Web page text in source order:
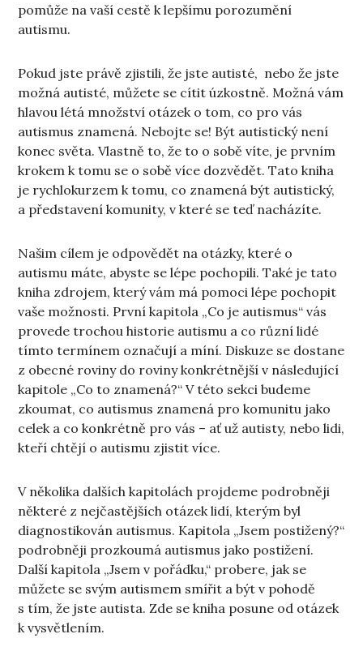
pomůže na vaší cestě k lepšímu porozumění
autismu.
Pokud jste právě zjistili, že jste autisté, nebo že jste
možná autisté, můžete se cítit úzkostně. Možná vám
hlavou létá množství otázek o tom, co pro vás
autismus znamená. Nebojte se! Být autistický není
konec světa. Vlastně to, že to o sobě víte, je prvním
krokem k tomu se o sobě více dozvědět. Tato kniha
je rychlokurzem k tomu, co znamená být autistický,
a představení komunity, v které se teď nacházíte.
Našim cílem je odpovědět na otázky, které o
autismu máte, abyste se lépe pochopili. Také je tato
kniha zdrojem, který vám má pomoci lépe pochopit
vaše možnosti. První kapitola „Co je autismus“ vás
provede trochou historie autismu a co různí lidé
tímto termínem označují a míní. Diskuze se dostane
z obecné roviny do roviny konkrétnější v následující
kapitole „Co to znamená?“ V této sekci budeme
zkoumat, co autismus znamená pro komunitu jako
celek a co konkrétně pro vás – ať už autisty, nebo lidi,
kteří chtějí o autismu zjistit více.
V několika dalších kapitolách projdeme podrobněji
některé z nejčastějších otázek lidí, kterým byl
diagnostikován autismus. Kapitola „Jsem postižený?“
podrobněji prozkoumá autismus jako postižení.
Další kapitola „Jsem v pořádku,“ probere, jak se
můžete se svým autismem smířit a být v pohodě
s tím, že jste autista. Zde se kniha posune od otázek
k vysvětlením.